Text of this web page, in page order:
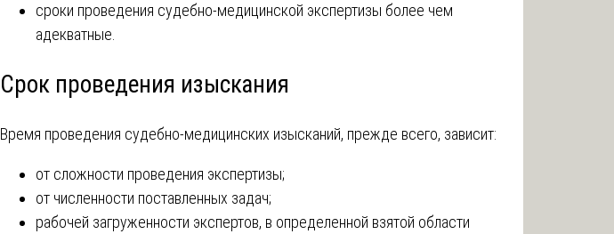
сроки проведения судебно-медицинской экспертизы более чем
адекватные.
Срок проведения изыскания
Время проведения судебно-медицинских изысканий, прежде всего, зависит:
от сложности проведения экспертизы;
от численности поставленных задач;
рабочей загруженности экспертов, в определенной взятой области